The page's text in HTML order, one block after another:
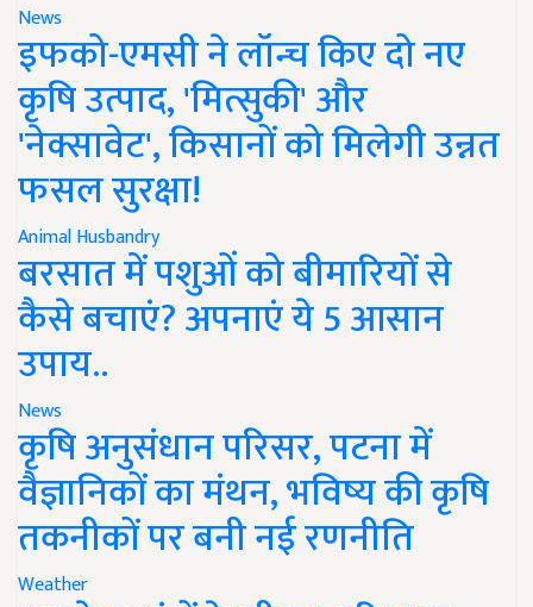
News
इफको-एमसी ने लॉन्च किए दो नए
कृषि उत्पाद, 'मित्सुकी' और
'नेक्सावेट', किसानों को मिलेगी उन्नत
फसल सुरक्षा!
Animal Husbandry
बरसात में पशुओं को बीमारियों से
कैसे बचाएं? अपनाएं ये 5 आसान
उपाय..
News
कृषि अनुसंधान परिसर, पटना में
वैज्ञानिकों का मंथन, भविष्य की कृषि
तकनीकों पर बनी नई रणनीति
Weather